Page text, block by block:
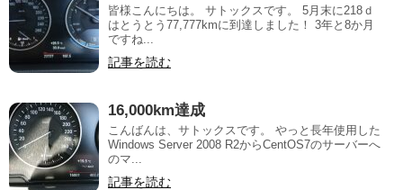
皆様こんにちは。 サトックスです。 5月末に218ｄ
はとうとう77,777kmに到達しました！ 3年と8か月
ですね...
記事を読む
16,000km達成
こんばんは、サトックスです。 やっと長年使用した
Windows Server 2008 R2からCentOS7のサーバーへ
のマ...
記事を読む